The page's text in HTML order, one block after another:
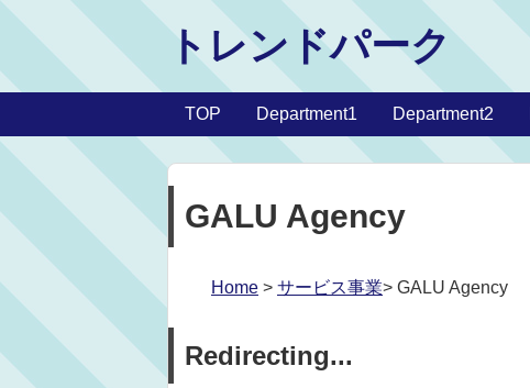
トレンドパーク
TOP Department1 Department2
GALU Agency
Home > サービス事業> GALU Agency
Redirecting...